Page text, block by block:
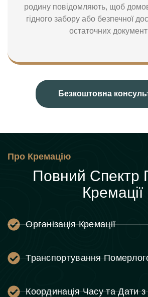
родину повідомляють, щоб
гідного забору або безпечної
остаточних
Безкоштовна
Про Кремацію
Повний Спектр
Кремації
Організація Кремації
Транспортування
Координація Часу та Дати